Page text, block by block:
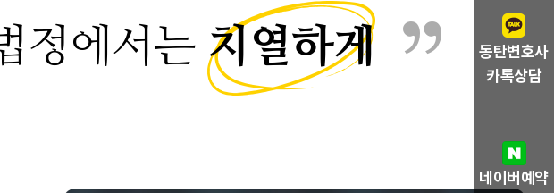
동탄변호사
카톡상담
네이버예약
정에서는 치열하게 ”